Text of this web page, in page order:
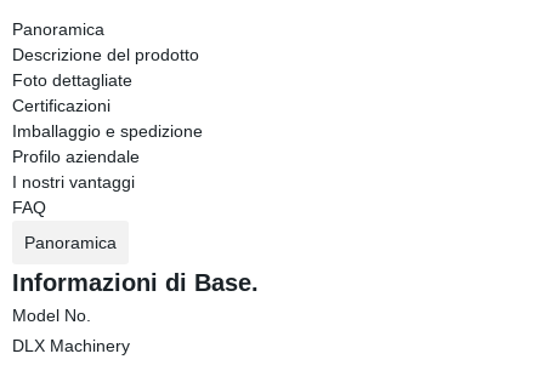
Panoramica
Descrizione del prodotto
Foto dettagliate
Certificazioni
Imballaggio e spedizione
Profilo aziendale
I nostri vantaggi
FAQ
Panoramica
Informazioni di Base.
Model No.
DLX Machinery